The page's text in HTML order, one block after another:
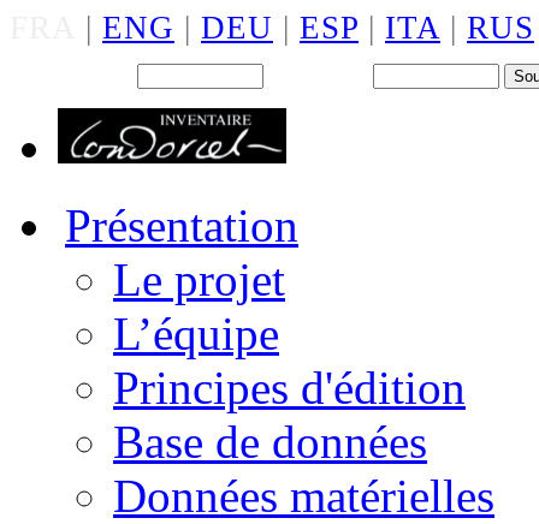
| ENG | DEU | ESP | ITA | RUS
Présentation
Le projet
L’équipe
Principes d'édition
Base de données
Données matérielles